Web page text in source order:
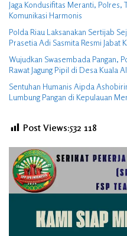
Jaga Kondusifitas Meranti, Polres,
Komunikasi Harmonis
Polda Riau Laksanakan Sertijab
Prasetia Adi Sasmita Resmi Jabat
Wujudkan Swasembada Pangan,
Rawat Jagung Pipil di Desa Kuala
Sentuhan Humanis Aipda
Lumbung Pangan di Kepulauan
Post Views:532 118